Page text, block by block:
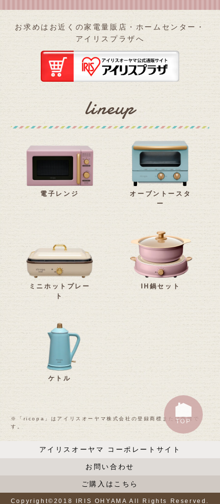
お求めはお近くの家電量販店・ホームセンター・
アイリスプラザへ
lineup
電子レンジ
オーブントースタ
ー
ミニホットプレー
ト
IH鍋セット
ケトル
※「ricopa」はアイリスオーヤマ株式会社の登録商標または商標で
す。
TOP
アイリスオーヤマ コーポレートサイト
お問い合わせ
ご購入はこちら
Copyright©2018 IRIS OHYAMA All Rights Reserved.